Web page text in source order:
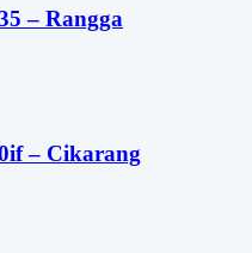
– Rangga
– Cikarang